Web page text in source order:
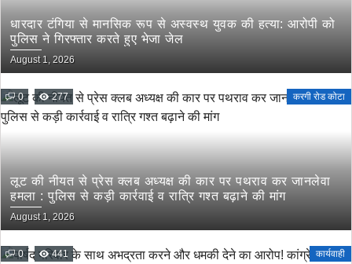
धारदार टंगिया से मानसिक रूप से अस्वस्थ युवक की हत्या: आरोपी को
पुलिस ने गिरफ्तार करते हुए भेजा जेल
August 1, 2026
0 277 करगी रोड कोटा
लूट की नीयत से प्रेस क्लब अध्यक्ष की कार पर पथराव कर जानलेवा
हमला : पुलिस से कड़ी कार्रवाई व रात्रि गश्त बढ़ाने की मांग
August 1, 2026
0 441 कार्यवाही